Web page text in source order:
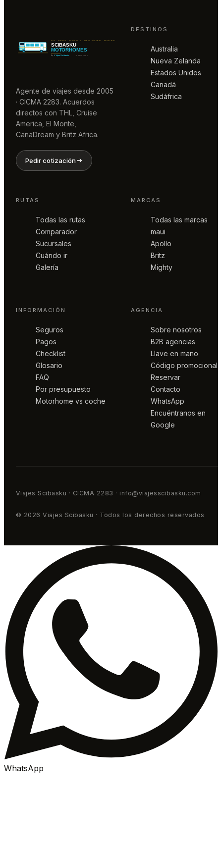
Agente de viajes desde 2005
· CICMA 2283. Acuerdos
directos con THL, Cruise
America, El Monte,
CanaDream y Britz Africa.
Pedir cotización
DESTINOS
Australia
Nueva Zelanda
Estados Unidos
Canadá
Sudáfrica
RUTAS
Todas las rutas
Comparador
Sucursales
Cuándo ir
Galería
MARCAS
Todas las marcas
maui
Apollo
Britz
Mighty
INFORMACIÓN
Seguros
Pagos
Checklist
Glosario
FAQ
Por presupuesto
Motorhome vs coche
AGENCIA
Sobre nosotros
B2B agencias
Llave en mano
Código promocional
Reservar
Contacto
WhatsApp
Encuéntranos en
Google
Viajes Scibasku · CICMA 2283 · info@viajesscibasku.com
© 2026 Viajes Scibasku · Todos los derechos reservados
WhatsApp